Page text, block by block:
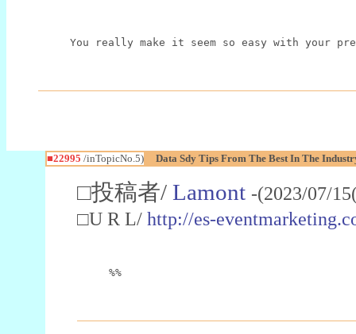
You really make it seem so easy with your
■22995 /inTopicNo.5) Data Sdy Tips From The Best In The
□投稿者/ Lamont -(2023/07/
□U R L/ http://es-
%%